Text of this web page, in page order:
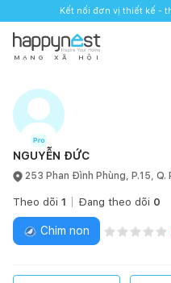
Kết nối đơn vị thiết kế -
M Ạ N G X Ã H Ộ I
NGUYỄN ĐỨC
253 Phan Đình Phùng, P.15, Q.
Theo dõi 1 Đang theo dõi 0
Chim non